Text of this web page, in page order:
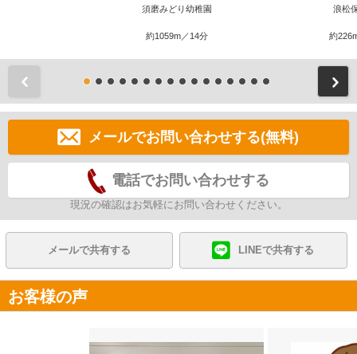
須磨みどり幼稚園
約1059m／14分
浪松
約
メールでお問い合わせする(無料)
電話でお問い合わせする
現況の確認はお気軽にお問い合わせください。
メールで共有する LINEで共有する
お客様の声